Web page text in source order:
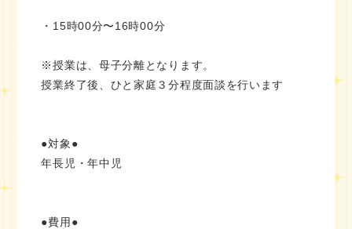
・15時00分〜16時00分
※授業は、母子分離となります。
授業終了後、ひと家庭３分程度面談を行います
●対象●
年長児・年中児
●費用●